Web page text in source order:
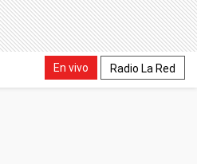
En vivo Radio La Red